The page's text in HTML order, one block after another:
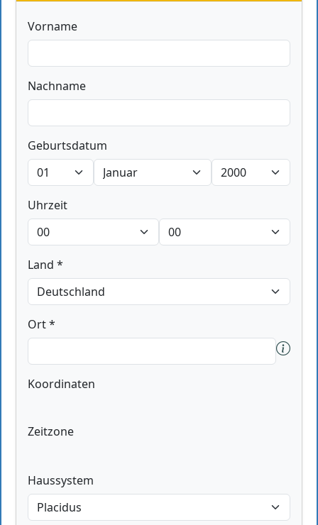
Vorname
Nachname
Geburtsdatum
Uhrzeit
Land *
Ort *
Koordinaten
Zeitzone
Haussystem